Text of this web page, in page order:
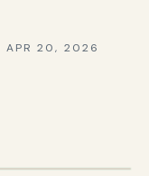
APR 20, 2026